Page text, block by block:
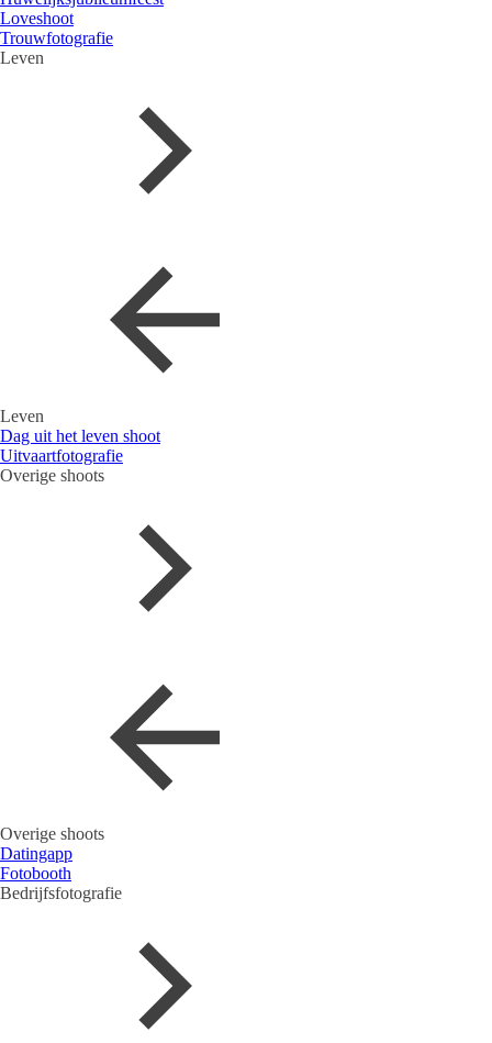
Loveshoot
Trouwfotografie
Leven
Leven
Dag uit het leven shoot
Uitvaartfotografie
Overige shoots
Overige shoots
Datingapp
Fotobooth
Bedrijfsfotografie